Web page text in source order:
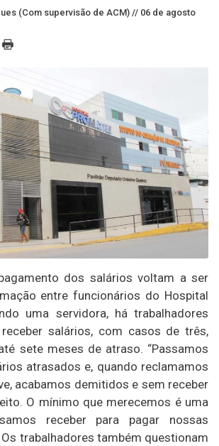
(Com supervisão de ACM) // 06 de agosto
dos salários voltam a ser
entre funcionários do Hospital
uma servidora, há trabalhadores
salários, com casos de três,
sete meses de atraso. “Passamos
atrasados e, quando reclamamos
acabamos demitidos e sem receber
O mínimo que merecemos é uma
receber para pagar nossas
Os trabalhadores também questionam